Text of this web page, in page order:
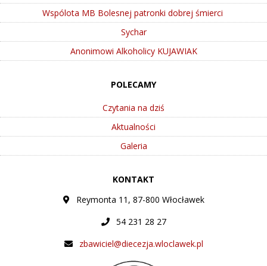
Wspólota MB Bolesnej patronki dobrej śmierci
Sychar
Anonimowi Alkoholicy KUJAWIAK
POLECAMY
Czytania na dziś
Aktualności
Galeria
KONTAKT
Reymonta 11, 87-800 Włocławek
54 231 28 27
zbawiciel@diecezja.wloclawek.pl